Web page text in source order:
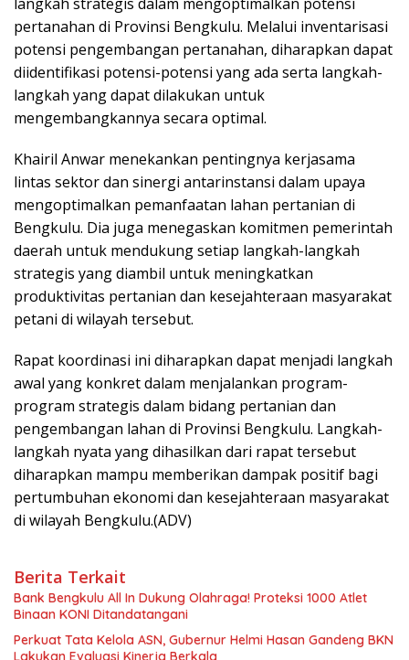
pertanahan di Provinsi Bengkulu. Melalui inventarisasi
potensi pengembangan pertanahan, diharapkan dapat
diidentifikasi potensi-potensi yang ada serta langkah-
langkah yang dapat dilakukan untuk
mengembangkannya secara optimal.
Khairil Anwar menekankan pentingnya kerjasama
lintas sektor dan sinergi antarinstansi dalam upaya
mengoptimalkan pemanfaatan lahan pertanian di
Bengkulu. Dia juga menegaskan komitmen pemerintah
daerah untuk mendukung setiap langkah-langkah
strategis yang diambil untuk meningkatkan
produktivitas pertanian dan kesejahteraan masyarakat
petani di wilayah tersebut.
Rapat koordinasi ini diharapkan dapat menjadi langkah
awal yang konkret dalam menjalankan program-
program strategis dalam bidang pertanian dan
pengembangan lahan di Provinsi Bengkulu. Langkah-
langkah nyata yang dihasilkan dari rapat tersebut
diharapkan mampu memberikan dampak positif bagi
pertumbuhan ekonomi dan kesejahteraan masyarakat
di wilayah Bengkulu.(ADV)
Berita Terkait
Bank Bengkulu All In Dukung Olahraga! Proteksi 1000 Atlet
Binaan KONI Ditandatangani
Perkuat Tata Kelola ASN, Gubernur Helmi Hasan Gandeng BKN
Lakukan Evaluasi Kinerja Berkala